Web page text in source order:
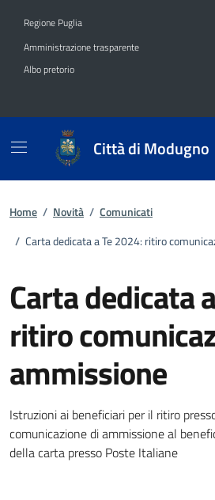
Regione Puglia
Amministrazione trasparente
Albo pretorio
Città di Modugno
Home / Novità / Comunicati
/ Carta dedicata a Te 2024: ritiro
Carta dedicata
ritiro
ammissione
Dettagli della
Istruzioni ai beneficiari per il ritiro
comunicazione di ammissione al
della carta presso Poste Italiane